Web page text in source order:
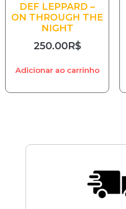
DEF LEPPARD –
ON THROUGH THE
NIGHT
250.00R$
Adicionar ao carrinho